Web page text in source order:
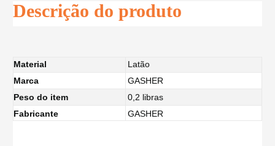
Descrição do produto
Material
Latão
Marca
GASHER
Peso do item
0,2 libras
Fabricante
GASHER